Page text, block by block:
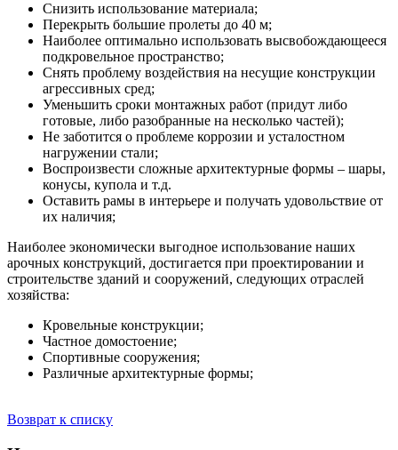
Снизить использование материала;
Перекрыть большие пролеты до 40 м;
Наиболее оптимально использовать высвобождающееся
подкровельное пространство;
Снять проблему воздействия на несущие конструкции
агрессивных сред;
Уменьшить сроки монтажных работ (придут либо
готовые, либо разобранные на несколько частей);
Не заботится о проблеме коррозии и усталостном
нагружении стали;
Воспроизвести сложные архитектурные формы – шары,
конусы, купола и т.д.
Оставить рамы в интерьере и получать удовольствие от
их наличия;
Наиболее экономически выгодное использование наших
арочных конструкций, достигается при проектировании и
строительстве зданий и сооружений, следующих отраслей
хозяйства:
Кровельные конструкции;
Частное домостоение;
Спортивные сооружения;
Различные архитектурные формы;
Возврат к списку